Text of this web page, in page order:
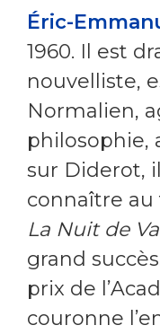
Éric-
1960. Il est
nouvelliste,
Normalien,
philosophie,
sur Diderot,
connaître au
La Nuit de
grand
prix de
couronne